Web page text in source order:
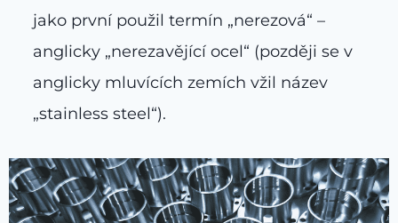
jako první použil termín „nerezová“ –
anglicky „nerezavějící ocel“ (později se v
anglicky mluvících zemích vžil název
„stainless steel“).